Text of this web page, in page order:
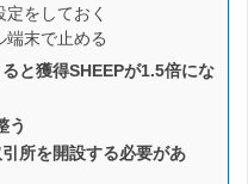
をしておく
端末で止める
と獲得SHEEPが1.5倍にな
う
所を開設する必要があ